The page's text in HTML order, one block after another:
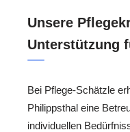
Unsere
Unterstützung
Bei Pflege-Schätzle
Philippsthal eine
individuellen